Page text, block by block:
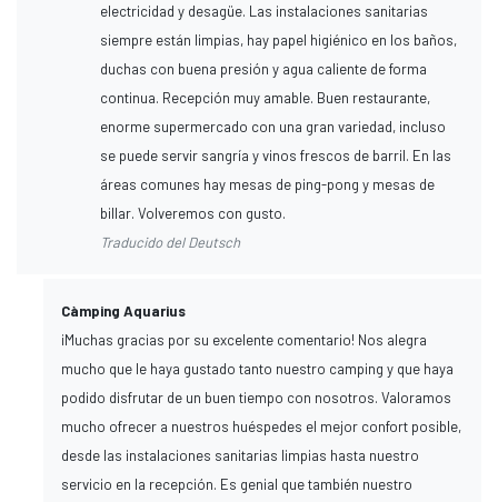
electricidad y desagüe. Las instalaciones sanitarias
siempre están limpias, hay papel higiénico en los baños,
duchas con buena presión y agua caliente de forma
continua. Recepción muy amable. Buen restaurante,
enorme supermercado con una gran variedad, incluso
se puede servir sangría y vinos frescos de barril. En las
áreas comunes hay mesas de ping-pong y mesas de
billar. Volveremos con gusto.
Traducido del Deutsch
Càmping Aquarius
¡Muchas gracias por su excelente comentario! Nos alegra
mucho que le haya gustado tanto nuestro camping y que haya
podido disfrutar de un buen tiempo con nosotros. Valoramos
mucho ofrecer a nuestros huéspedes el mejor confort posible,
desde las instalaciones sanitarias limpias hasta nuestro
servicio en la recepción. Es genial que también nuestro